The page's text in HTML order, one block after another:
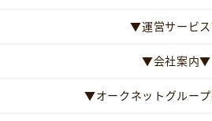
▼運営サービ
▼会社案内▼
▼オークネットグルー